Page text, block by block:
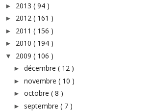
► 2013 ( 94 )
► 2012 ( 161 )
► 2011 ( 156 )
► 2010 ( 194 )
▼ 2009 ( 106 )
► décembre ( 12 )
► novembre ( 10 )
► octobre ( 8 )
► septembre ( 7 )